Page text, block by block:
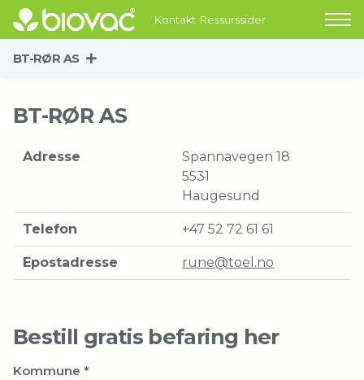
Kontakt Ressurssider
BT-RØR AS
BT-RØR AS
Adresse
Spannavegen 18
5531
Haugesund
Telefon +47 52 72 61 61
Epostadresse rune@toel.no
Bestill gratis befaring her
Kommune *